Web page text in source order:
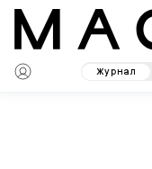
Журнал